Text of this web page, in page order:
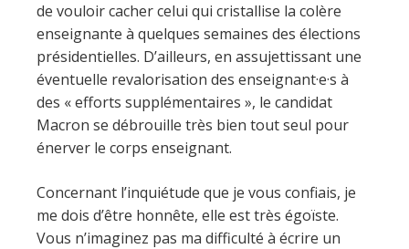
de vouloir cacher celui qui cristallise la colère
enseignante à quelques semaines des élections
présidentielles. D’ailleurs, en assujettissant une
éventuelle revalorisation des enseignant·e·s à
des « efforts supplémentaires », le candidat
Macron se débrouille très bien tout seul pour
énerver le corps enseignant.
Concernant l’inquiétude que je vous confiais, je
me dois d’être honnête, elle est très égoïste.
Vous n’imaginez pas ma difficulté à écrire un